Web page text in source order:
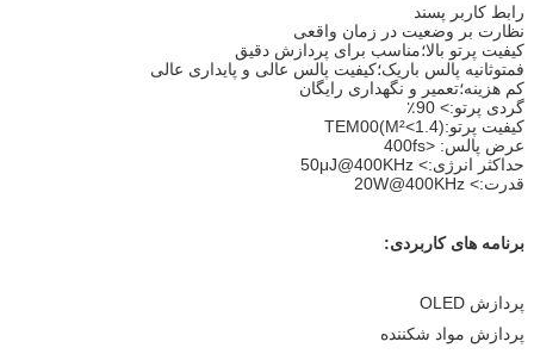
رابط کاربر پسند
نظارت بر وضعیت در زمان واقعی
کیفیت پرتو بالا؛مناسب برای پردازش دقیق
فمتوثانیه پالس باریک؛کیفیت پالس عالی و پایداری عالی
کم هزینه؛تعمیر و نگهداری رایگان
گردی پرتو:> 90٪
کیفیت پرتو:TEM00(M²<1.4)
عرض پالس: <400fs
حداکثر انرژی:> 50μJ@400KHz
قدرت:> 20W@400KHz
برنامه های کاربردی:
پردازش OLED
پردازش مواد شکننده